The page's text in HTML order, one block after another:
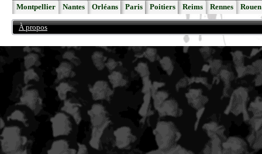
Montpellier Nantes Orléans Paris Poitiers Reims Rennes Rouen
À propos